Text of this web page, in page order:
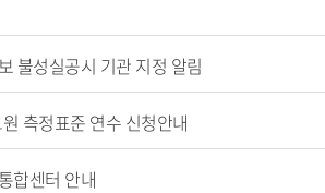
불성실공시 기관 지정 알림
측정표준 연수 신청안내
합센터 안내